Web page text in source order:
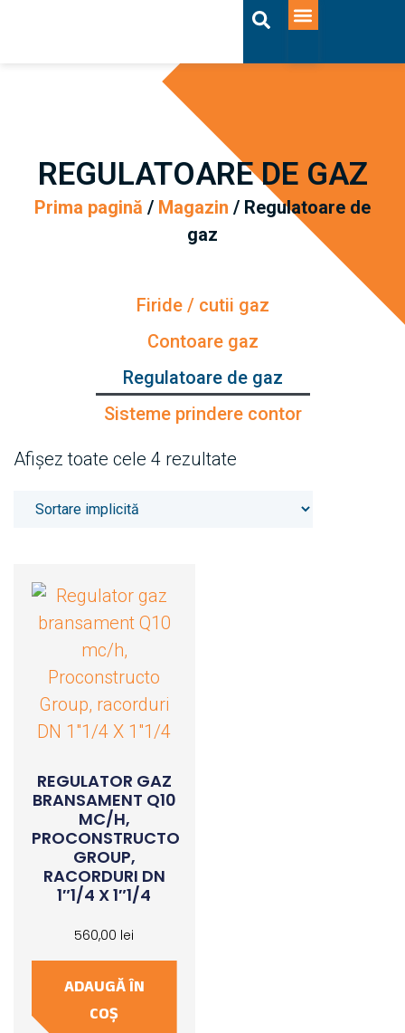
REGULATOARE DE GAZ
Prima pagină / Magazin / Regulatoare de
gaz
Firide / cutii gaz
Contoare gaz
Regulatoare de gaz
Sisteme prindere contor
Afișez toate cele 4 rezultate
REGULATOR GAZ
BRANSAMENT Q10
MC/H,
PROCONSTRUCTO
GROUP,
RACORDURI DN
1″1/4 X 1″1/4
560,00 lei
ADAUGĂ ÎN
COȘ